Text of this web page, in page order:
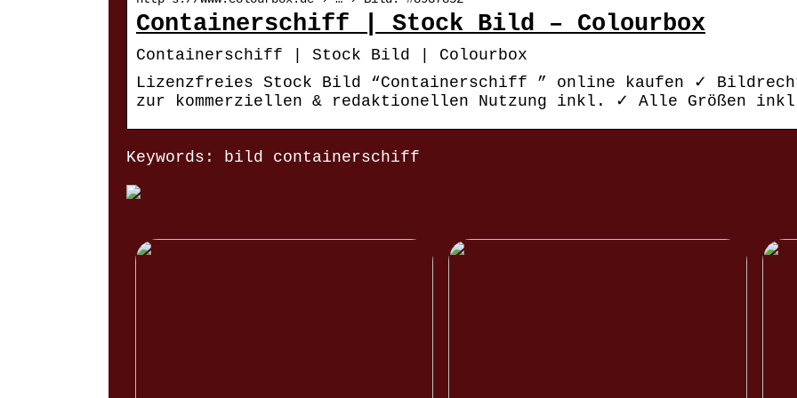
Containerschiff | Stock Bild – Colourbox
Containerschiff | Stock Bild | Colourbox
Lizenzfreies Stock Bild “Containerschiff ” online kaufen ✓
zur kommerziellen & redaktionellen Nutzung inkl. ✓ Alle Größen
Keywords: bild containerschiff